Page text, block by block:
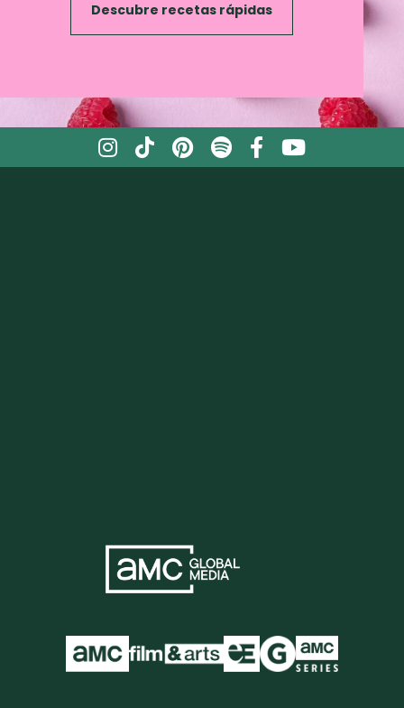
Descubre recetas rápidas